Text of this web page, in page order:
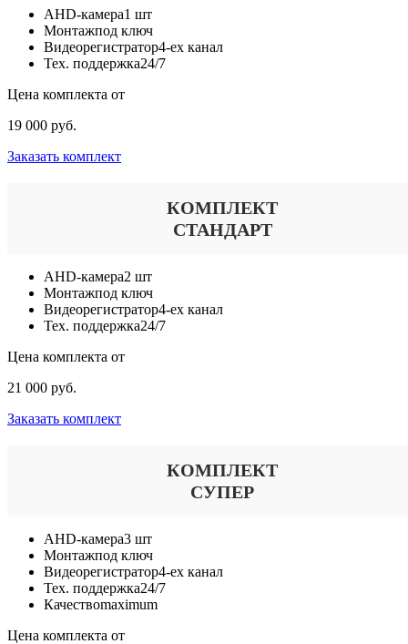
AHD-камера1 шт
Монтажпод ключ
Видеорегистратор4-ех канал
Тех. поддержка24/7
Цена комплекта от
19 000 руб.
Заказать комплект
КОМПЛЕКТ
СТАНДАРТ
AHD-камера2 шт
Монтажпод ключ
Видеорегистратор4-ех канал
Тех. поддержка24/7
Цена комплекта от
21 000 руб.
Заказать комплект
КОМПЛЕКТ
СУПЕР
AHD-камера3 шт
Монтажпод ключ
Видеорегистратор4-ех канал
Тех. поддержка24/7
Качествоmaximum
Цена комплекта от